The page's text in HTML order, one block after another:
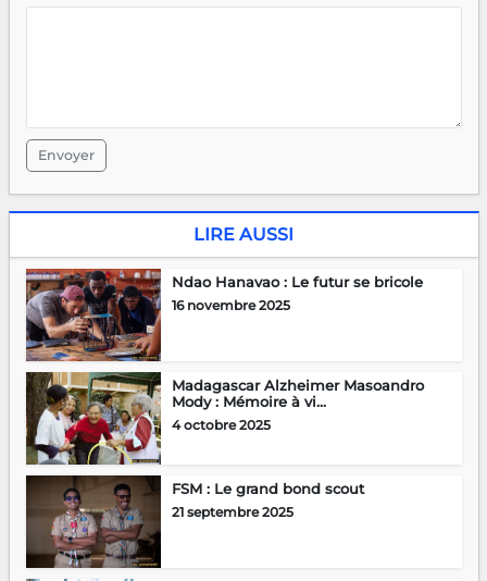
Envoyer
LIRE AUSSI
Ndao Hanavao : Le futur se bricole
16 novembre 2025
Madagascar Alzheimer Masoandro
Mody : Mémoire à vi...
4 octobre 2025
FSM : Le grand bond scout
21 septembre 2025